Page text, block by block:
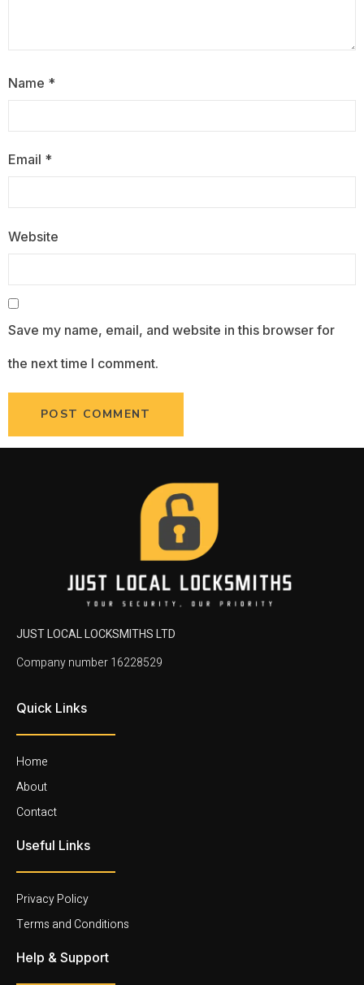
Name *
Email *
Website
Save my name, email, and website in this browser for
the next time I comment.
JUST LOCAL LOCKSMITHS LTD
Company number 16228529
Quick Links
Home
About
Contact
Useful Links
Privacy Policy
Terms and Conditions
Help & Support